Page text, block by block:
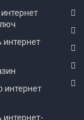
интернет
интернет
интернет-